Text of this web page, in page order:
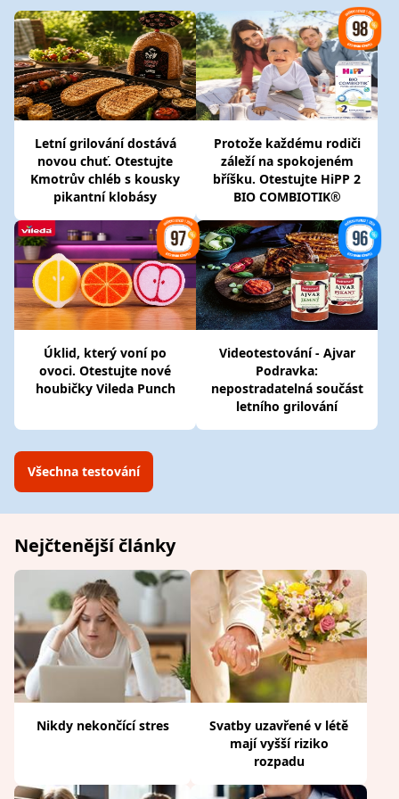
Letní grilování dostává
novou chuť. Otestujte
Kmotrův chléb s kousky
pikantní klobásy
Protože každému rodiči
záleží na spokojeném
bříšku. Otestujte HiPP 2
BIO COMBIOTIK®
Úklid, který voní po
ovoci. Otestujte nové
houbičky Vileda Punch
Videotestování - Ajvar
Podravka:
nepostradatelná součást
letního grilování
Všechna testování
Nejčtenější články
Nikdy nekončící stres
Svatby uzavřené v létě
mají vyšší riziko
rozpadu